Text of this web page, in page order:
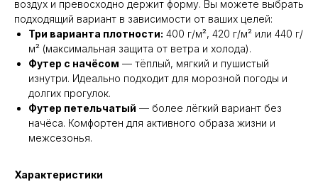
воздух и превосходно держит форму. Вы можете выбрать
подходящий вариант в зависимости от ваших целей:
Три варианта плотности: 400 г/м², 420 г/м² или 440 г/
м² (максимальная защита от ветра и холода).
Футер с начёсом — тёплый, мягкий и пушистый
изнутри. Идеально подходит для морозной погоды и
долгих прогулок.
Футер петельчатый — более лёгкий вариант без
начёса. Комфортен для активного образа жизни и
межсезонья.
Характеристики